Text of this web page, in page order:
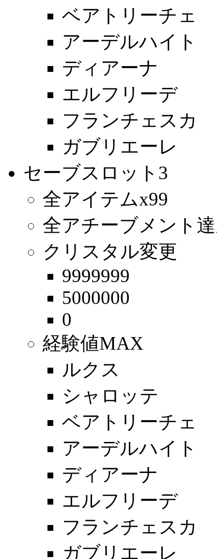
ベアトリーチェ
アーデルハイト
ディアーナ
エルフリーデ
フランチェスカ
ガブリエーレ
セーブスロット3
全アイテムx99
全アチーブメント
クリスタル変更
9999999
5000000
0
経験値MAX
ルクス
シャロッテ
ベアトリーチェ
アーデルハイト
ディアーナ
エルフリーデ
フランチェスカ
ガブリエーレ